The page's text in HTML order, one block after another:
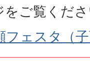
ご覧くだ
フェスタ（